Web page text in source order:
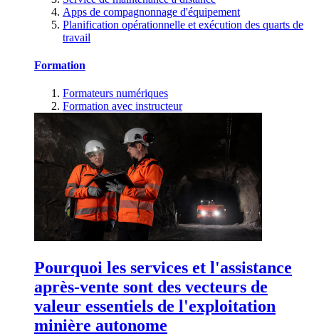
Apps de compagnonnage d'équipement
Planification opérationnelle et exécution des quarts de
travail
Formation
Formateurs numériques
Formation avec instructeur
Pourquoi les services et l'assistance
après-vente sont des vecteurs de
valeur essentiels de l'exploitation
minière autonome